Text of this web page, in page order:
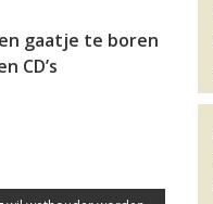
gaatje te boren
CD’s